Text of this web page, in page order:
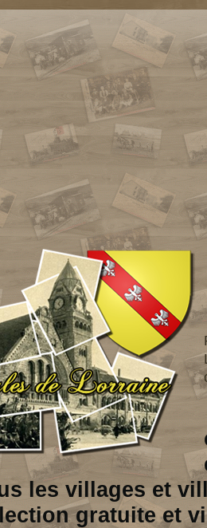
les villages et
gratuite et